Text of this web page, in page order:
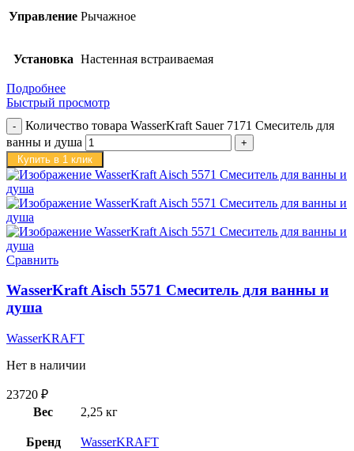
Управление Рычажное
Установка Настенная встраиваемая
Подробнее
Быстрый просмотр
Количество товара WasserKraft Sauer 7171 Смеситель для
ванны и душа
Купить в 1 клик
Сравнить
WasserKraft Aisch 5571 Смеситель для ванны и
душа
WasserKRAFT
Нет в наличии
23720 ₽
Вес
2,25 кг
Бренд WasserKRAFT